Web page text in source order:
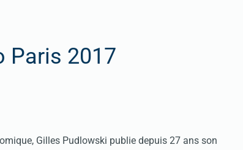
Paris 2017
Gilles Pudlowski publie depuis 27 ans son